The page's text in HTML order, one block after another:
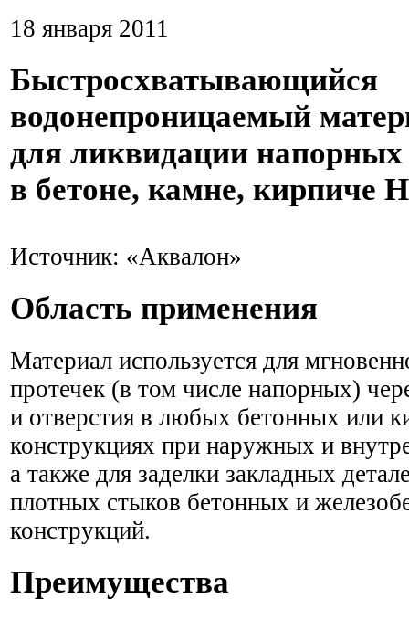
18 января 2011
Быстросхватывающийся
водонепроницаемый
для ликвидации напорных
в бетоне, камне, кирпиче
Источник: «Аквалон»
Область применения
Материал используется для
протечек (в том числе напорных)
и отверстия в любых бетонных или
конструкциях при наружных и
а также для заделки закладных
плотных стыков бетонных и
конструкций.
Преимущества